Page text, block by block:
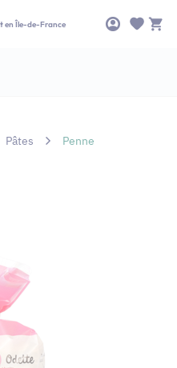
en Île-de-France
Pâtes Penne